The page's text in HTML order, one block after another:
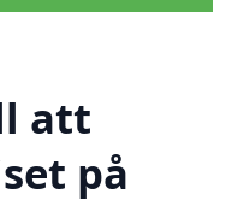
att
på